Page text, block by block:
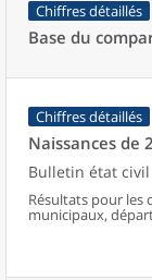
Chiffres détaillés
Base du
Chiffres détaillés
Naissances de
Bulletin état civil
Résultats pour les
municipaux,
d’emploi, bassins